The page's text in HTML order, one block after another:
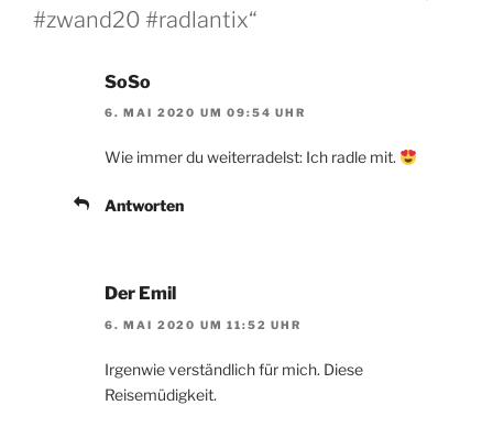
#zwand20 #radlantix“
SoSo
6. MAI 2020 UM 09:54 UHR
Wie immer du weiterradelst: Ich radle mit.
Antworten
Der Emil
6. MAI 2020 UM 11:52 UHR
Irgenwie verständlich für mich. Diese
Reisemüdigkeit.